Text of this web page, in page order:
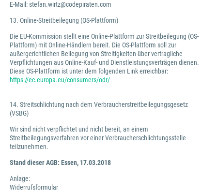
E-Mail: stefan.wirtz@codepiraten.com
13. Online-Streitbeilegung (OS-Plattform)
Die EU-Kommission stellt eine Online-Plattform zur Streitbeilegung (OS-
Plattform) mit Online-Händlern bereit. Die OS-Plattform soll zur
außergerichtlichen Beilegung von Streitigkeiten über vertragliche
Verpflichtungen aus Online-Kauf- und Dienstleistungsverträgen dienen.
Diese OS-Plattform ist unter dem folgenden Link erreichbar:
https://ec.europa.eu/consumers/odr/
14. Streitschlichtung nach dem Verbraucherstreitbeilegungsgesetz
(VSBG)
Wir sind nicht verpflichtet und nicht bereit, an einem
Streitbeilegungsverfahren vor einer Verbraucherschlichtungsstelle
teilzunehmen.
Stand dieser AGB: Essen, 17.03.2018
Anlage:
Widerrufsformular